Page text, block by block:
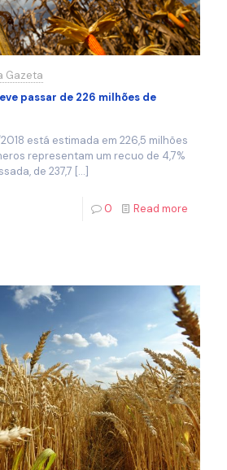
Gazeta
passar de 226 milhões de
está estimada em 226,5 milhões
representam um recuo de 4,7%
de 237,7 […]
0 Read more